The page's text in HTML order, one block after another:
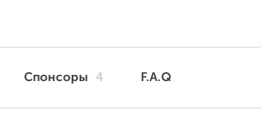
Спонсоры 4 F.A.Q